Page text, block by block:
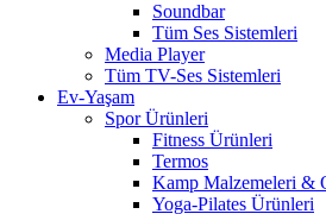
Soundbar
Tüm Ses Sistemleri
Media Player
Tüm TV-Ses Sistemleri
Ev-Yaşam
Spor Ürünleri
Fitness Ürünleri
Termos
Kamp Malzemeleri &
Yoga-Pilates Ürünleri